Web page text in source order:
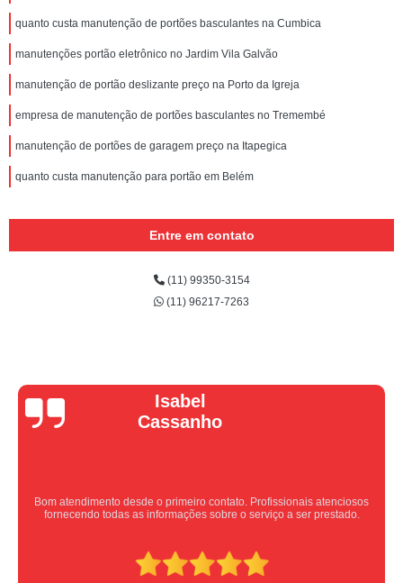
quanto custa manutenção de portões basculantes na Cumbica
manutenções portão eletrônico no Jardim Vila Galvão
manutenção de portão deslizante preço na Porto da Igreja
empresa de manutenção de portões basculantes no Tremembé
manutenção de portões de garagem preço na Itapegica
quanto custa manutenção para portão em Belém
Entre em contato
(11) 99350-3154
(11) 96217-7263
Vera Maria
Equipe nota 10, trabalho rápido com excelência , super organizados.
Super indico.